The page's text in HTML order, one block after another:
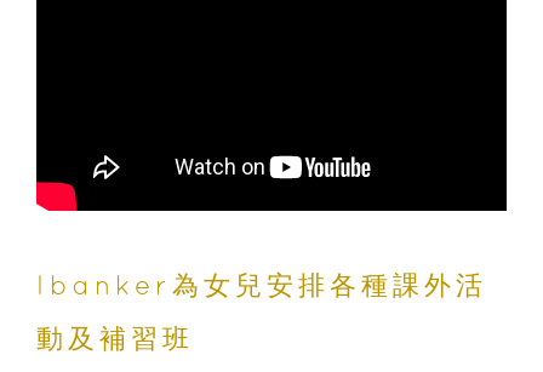
Ibanker為女兒安排各種課外活
動及補習班